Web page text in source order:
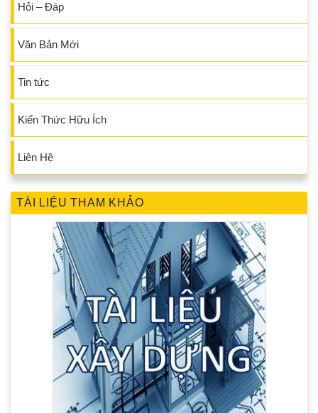
Hỏi – Đáp
Văn Bản Mới
Tin tức
Kiến Thức Hữu Ích
Liên Hệ
TÀI LIỆU THAM KHẢO